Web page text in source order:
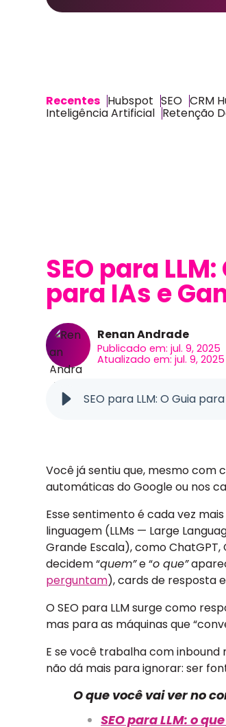
Recentes Hubspot SEO CRM
Inteligência Artificial Retenção
SEO para
para IAs e
Renan Andrade
Publicado em: jul. 9, 2025
Atualizado em: jul. 9, 2025
SEO para LLM: O Guia
Você já sentiu que, mesmo com
automáticas do Google ou nos
Esse sentimento é cada vez
linguagem (LLMs — Large
Grande Escala), como
decidem “quem”e “o que”
perguntam), cards de resposta
O SEO para LLM surge como
mas para as máquinas que
E se você trabalha com
não dá mais para ignorar: ser
O que você vai ver no
SEO para LLM: o